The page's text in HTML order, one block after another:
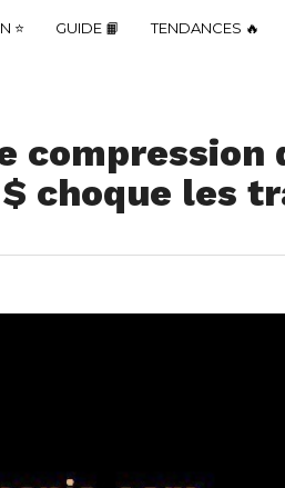
⭐ GUIDE 📙 TENDANCES 🔥
compression
choque les